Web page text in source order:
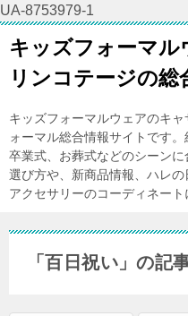
UA-8753979-1
キッズフォーマ
リンコテージの総
キッズフォーマルウェアのキ
ォーマル総合情報サイトです
卒業式、お葬式などのシーン
選び方や、新商品情報、ハレ
アクセサリーのコーディネー
「百日祝い」の記